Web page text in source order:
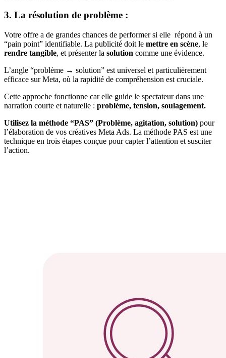
3. La résolution de problème :
Votre offre a de grandes chances de performer si elle répond à un
“pain point” identifiable. La publicité doit le mettre en scène, le
rendre tangible, et présenter la solution comme une évidence.
L’angle “problème → solution” est universel et particulièrement
efficace sur Meta, où la rapidité de compréhension est cruciale.
Cette approche fonctionne car elle guide le spectateur dans une
narration courte et naturelle : problème, tension, soulagement.
Utilisez la méthode “PAS” (Problème, agitation, solution) pour
l’élaboration de vos créatives Meta Ads. La méthode PAS est une
technique en trois étapes conçue pour capter l’attention et susciter
l’action.